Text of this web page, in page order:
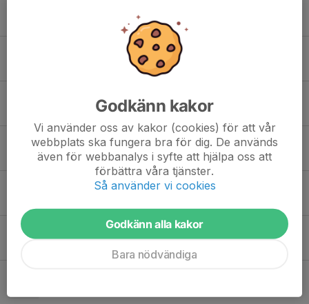
Bilder från fotografering
29 nov 2024 0
Maskotar - uppdatering
16 nov 2024 0
Godkänn kakor
Vi använder oss av kakor (cookies) för att vår
webbplats ska fungera bra för dig. De används
även för webbanalys i syfte att hjälpa oss att
förbättra våra tjänster.
Så använder vi cookies
Godkänn alla kakor
Bara nödvändiga